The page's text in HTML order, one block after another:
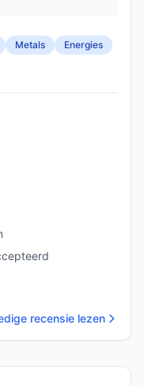
Metals
Energies
recensie lezen